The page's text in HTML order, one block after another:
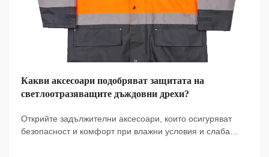
Какви аксесоари подобряват защитата на
светлоотразяващите дъждовни дрехи?
Открийте задължителни аксесоари, които осигуряват
безопасност и комфорт при влажни условия и слаба